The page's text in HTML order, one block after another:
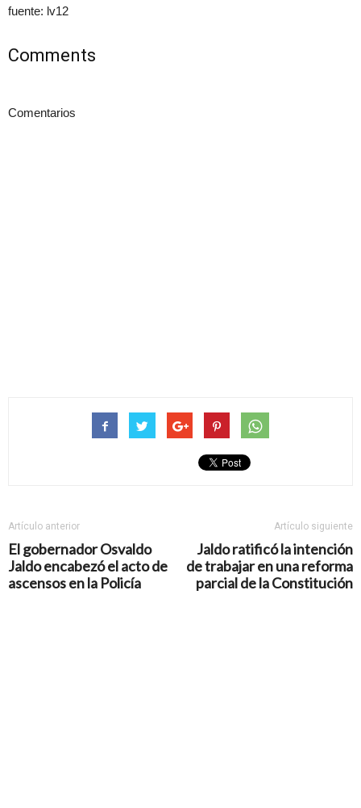
fuente: lv12
Comments
Comentarios
Artículo anterior
El gobernador Osvaldo
Jaldo encabezó el acto de
ascensos en la Policía
Artículo siguiente
Jaldo ratificó la intención
de trabajar en una reforma
parcial de la Constitución